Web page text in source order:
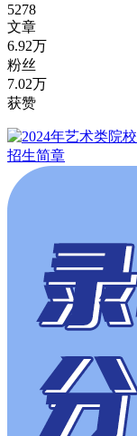
5278
文章
6.92万
粉丝
7.02万
获赞
招生简章